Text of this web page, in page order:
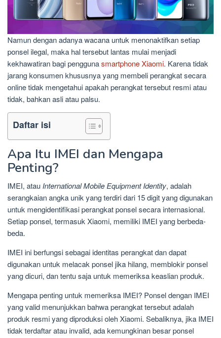
Namun dengan adanya wacana untuk menonaktifkan setiap
ponsel ilegal, maka hal tersebut lantas mulai menjadi
kekhawatiran bagi penggunasmartphone Xiaomi. Karena tidak
jarang konsumen khususnya yang membeli perangkat secara
online tidak mengetahui apakah perangkat tersebut resmi atau
tidak, bahkan asli atau palsu.
Daftar isi
Apa Itu IMEI dan Mengapa
Penting?
IMEI, atau International Mobile Equipment Identity, adalah
serangkaian angka unik yang terdiri dari 15 digit yang digunakan
untuk mengidentifikasi perangkat ponsel secara internasional.
Setiap ponsel, termasuk Xiaomi, memiliki IMEI yang berbeda-
beda.
IMEI ini berfungsi sebagai identitas perangkat dan dapat
digunakan untuk melacak ponsel jika hilang, memblokir ponsel
yang dicuri, dan tentu saja untuk memeriksa keaslian produk.
Mengapa penting untuk memeriksa IMEI? Ponsel dengan IMEI
yang valid menunjukkan bahwa perangkat tersebut adalah
produk resmi yang diproduksi oleh Xiaomi. Sebaliknya, jika IMEI
tidak terdaftar atau invalid, ada kemungkinan besar ponsel